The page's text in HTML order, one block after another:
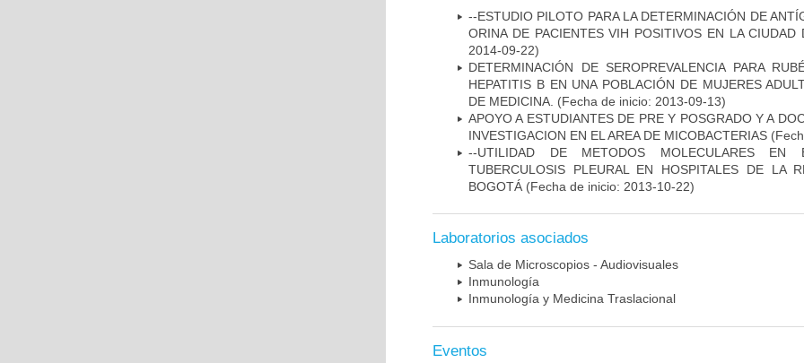
--ESTUDIO PILOTO PARA LA DETERMINACIÓN DE
ORINA DE PACIENTES VIH POSITIVOS EN LA CIUDAD
2014-09-22)
DETERMINACIÓN DE SEROPREVALENCIA PARA
HEPATITIS B EN UNA POBLACIÓN DE MUJERES
DE MEDICINA. (Fecha de inicio: 2013-09-13)
APOYO A ESTUDIANTES DE PRE Y POSGRADO Y A
INVESTIGACION EN EL AREA DE MICOBACTERIAS
--UTILIDAD DE METODOS MOLECULARES
TUBERCULOSIS PLEURAL EN HOSPITALES DE LA
BOGOTÁ (Fecha de inicio: 2013-10-22)
Laboratorios asociados
Sala de Microscopios - Audiovisuales
Inmunología
Inmunología y Medicina Traslacional
Eventos